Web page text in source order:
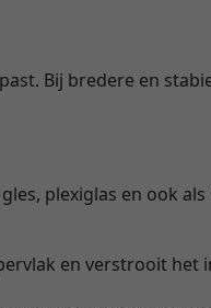
Bij bredere en
plexiglas en ook als
en verstrooit het